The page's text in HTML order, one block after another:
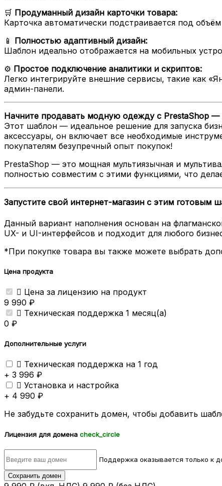
🛒 Продуманный дизайн карточки товара:
Карточка автоматически подстраивается под
📱 Полностью адаптивный дизайн:
Шаблон идеально отображается на мобильных
⚙️ Простое подключение аналитики и скриптов:
Легко интегрируйте внешние сервисы, такие как
админ-панели.
Начните продавать модную одежду с PrestaShop —
Этот шаблон — идеальное решение для запуска
аксессуары, он включает все необходимые
покупателям безупречный опыт покупок!
PrestaShop — это мощная мультиязычная и
полностью совместим с этими функциями, что
Запустите свой интернет-магазин с этим готовым
Данный вариант наполнения основан на
UX- и UI-интерфейсов и подходит для любого
*При покупке товара вы также можете выбрать
Цена продукта
 Цена за лицензию на продукт
9 990 ₽
 Техническая поддержка 1 месяц(а)
0 ₽
Дополнительные услуги
 Техническая поддержка на 1 год
+ 3 996 ₽
 Установка и настройка
+ 4 990 ₽
Не забудьте сохранить домен, чтобы добавить
Лицензия для домена check_circle
Поддержка оказывается только к
Сохранить домен